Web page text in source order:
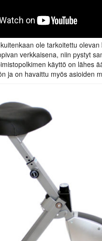
ole tarkoitettu
verkkaisena, niin pystyt
käyttö on lähes
ja on havaittu myös asioiden